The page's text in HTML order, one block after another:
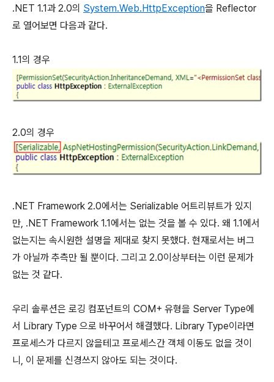
.NET 1.1과 2.0의 System.Web.HttpException을 Reflector
로 열어보면 다음과 같다.
1.1의 경우
2.0의 경우
.NET Framework 2.0에서는 Serializable 어트리뷰트가 있지
만, .NET Framework 1.1에서는 없는 것을 볼 수 있다. 왜 1.1에서
없는지는 속시원한 설명을 제대로 찾지 못했다. 현재로서는 버그
가 아닐까 추측만 될 뿐이다. 그리고 2.0이상부터는 이런 문제가
없는 것 같다.
우리 솔루션은 로깅 컴포넌트의 COM+ 유형을 Server Type에
서 Library Type 으로 바꾸어서 해결했다. Library Type이라면
프로세스가 다르지 않을테고 프로세스간 객체 이동도 없을 것이
니, 이 문제를 신경쓰지 않아도 되는 것이다.